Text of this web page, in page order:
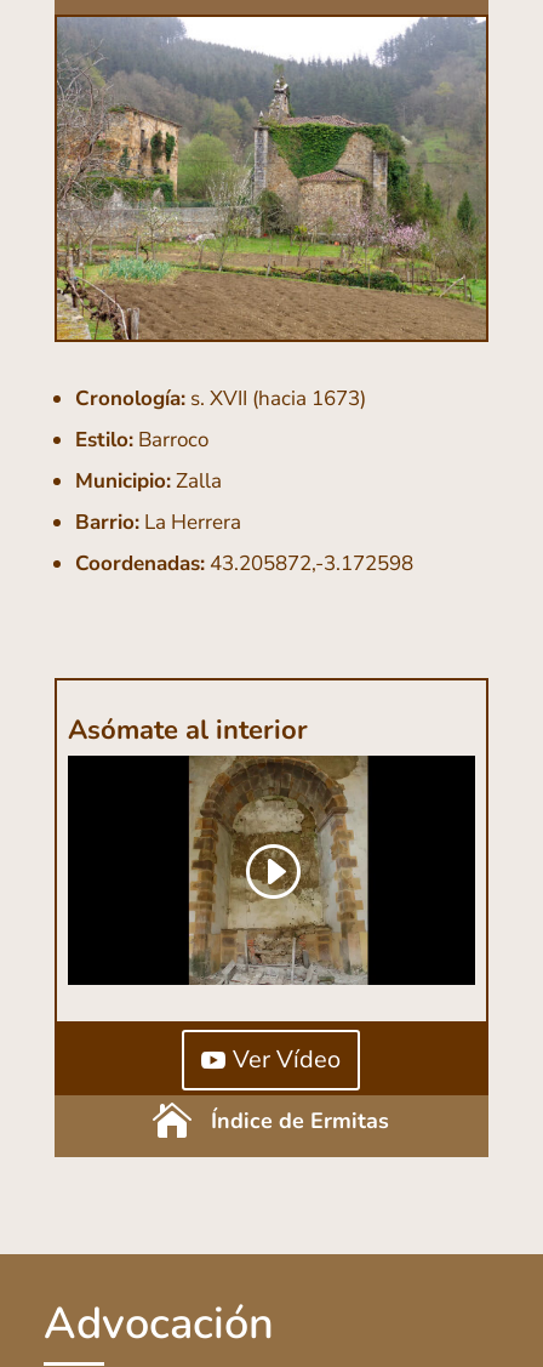
Cronología:s. XVII (hacia 1673)
Estilo:Barroco
Municipio:Zalla
Barrio:La Herrera
Coordenadas:43.205872,-3.172598
Asómate al interior
Ver Vídeo
 Índice de Ermitas
Advocación